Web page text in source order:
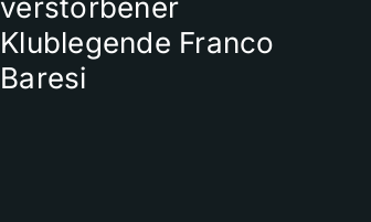
verstorbener
Klublegende Franco
Baresi